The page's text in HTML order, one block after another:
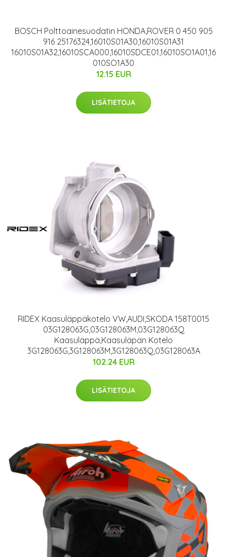
BOSCH Polttoainesuodatin HONDA,ROVER 0 450 905
916 25176324,16010S01A30,16010S01A31
16010S01A32,16010SCA000,16010SDCE01,16010SO1A01,16
010SO1A30
12.15 EUR
LISÄTIETOJA
RIDEX Kaasuläppäkotelo VW,AUDI,SKODA 158T0015
03G128063G,03G128063M,03G128063Q
Kaasuläppä,Kaasuläpän Kotelo
3G128063G,3G128063M,3G128063Q,03G128063A
102.24 EUR
LISÄTIETOJA